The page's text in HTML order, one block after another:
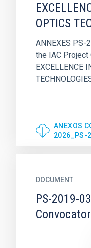
OPTICS
ANNEXES PS-
the IAC Project
EXCELLENCE
ANEXOS
2026_PS-
DOCUMENT
PS-2019-